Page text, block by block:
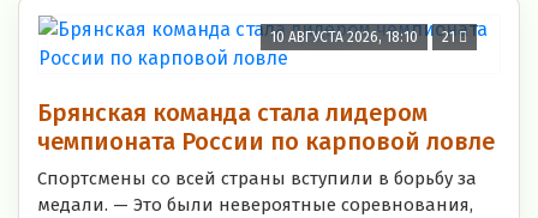
10 АВГУСТА 2026, 18:10 21
Брянская команда стала лидером
чемпионата России по карповой ловле
Спортсмены со всей страны вступили в борьбу за
медали. — Это были невероятные соревнования,